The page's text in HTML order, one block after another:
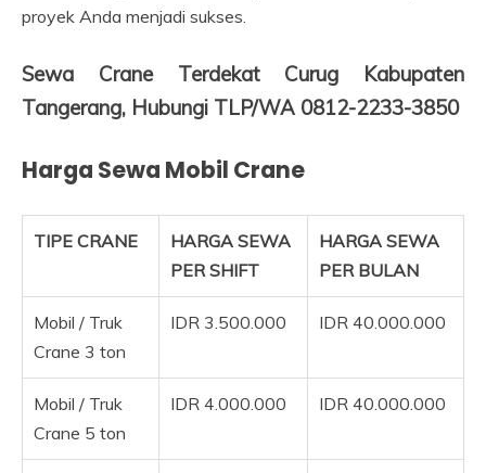
proyek Anda menjadi sukses.
Sewa Crane Terdekat Curug Kabupaten
Tangerang, Hubungi TLP/WA 0812-2233-3850
Harga Sewa Mobil Crane
TIPE CRANE
HARGA SEWA
PER SHIFT
HARGA SEWA
PER BULAN
Mobil / Truk
Crane 3 ton
IDR 3.500.000 IDR 40.000.000
Mobil / Truk
Crane 5 ton
IDR 4.000.000 IDR 40.000.000